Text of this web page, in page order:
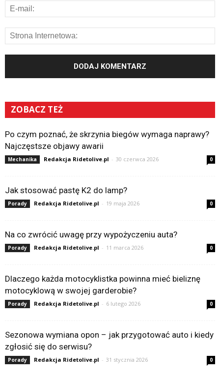
ZOBACZ TEŻ
Po czym poznać, że skrzynia biegów wymaga naprawy?
Najczęstsze objawy awarii
Mechanika Redakcja Ridetolive.pl - 30 czerwca 2026 0
Jak stosować pastę K2 do lamp?
Porady Redakcja Ridetolive.pl - 19 maja 2026 0
Na co zwrócić uwagę przy wypożyczeniu auta?
Porady Redakcja Ridetolive.pl - 11 marca 2026 0
Dlaczego każda motocyklistka powinna mieć bieliznę
motocyklową w swojej garderobie?
Porady Redakcja Ridetolive.pl - 6 lutego 2026 0
Sezonowa wymiana opon – jak przygotować auto i kiedy
zgłosić się do serwisu?
Porady Redakcja Ridetolive.pl - 31 stycznia 2026 0